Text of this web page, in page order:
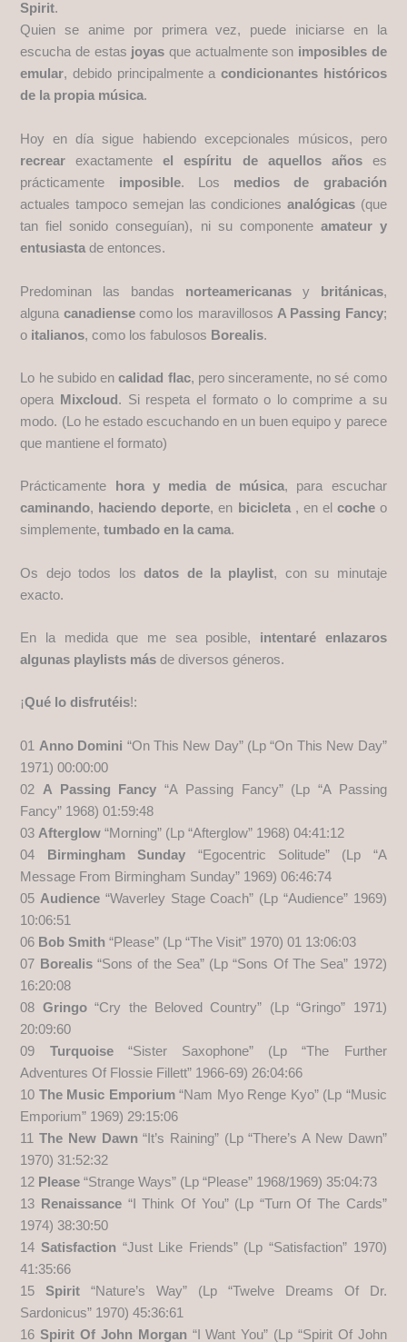
Spirit.
Quien se anime por primera vez, puede iniciarse en la
escucha de estas joyas que actualmente son imposibles de
emular, debido principalmente a condicionantes históricos
de la propia música.
Hoy en día sigue habiendo excepcionales músicos, pero
recrear exactamenteel espíritu de aquellos añoses
prácticamente imposible. Los medios de grabación
actuales tampoco semejan las condiciones analógicas (que
tan fiel sonido conseguían), ni su componente amateur y
entusiasta de entonces.
Predominan las bandas norteamericanasy británicas,
alguna canadiensecomo los maravillosos A Passing Fancy;
o italianos, como los fabulosos Borealis.
Lo he subido encalidad flac, pero sinceramente, no sé como
opera
Mixcloud . Si respeta el formato o lo comprime a su
modo. (Lo he estado escuchando en un buen equipo y parece
que mantiene el formato)
Prácticamente hora y media de música, para escuchar
caminando, haciendo deporte, en bicicleta , en el cocheo
simplemente,tumbado en la cama.
Os dejo todos losdatos de la playlist, con su minutaje
exacto.
En la medida que me sea posible, intentaré enlazaros
algunas playlists más de diversos géneros.
¡Qué lo disfrutéis!:
01 Anno Domini “On This New Day” (Lp “On This New Day”
1971) 00:00:00
02 A Passing Fancy “A Passing Fancy” (Lp “A Passing
Fancy” 1968) 01:59:48
03 Afterglow “Morning” (Lp “Afterglow” 1968) 04:41:12
04
Birmingham Sunday “Egocentric Solitude” (Lp “A
Message From Birmingham Sunday” 1969) 06:46:74
05 Audience “Waverley Stage Coach” (Lp “Audience” 1969)
10:06:51
06 Bob Smith “Please” (Lp “The Visit” 1970) 01 13:06:03
07 Borealis“Sons of the Sea” (Lp “Sons Of The Sea” 1972)
16:20:08
08 Gringo“Cry the Beloved Country” (Lp “Gringo” 1971)
20:09:60
09 Turquoise“Sister Saxophone” (Lp “The Further
Adventures Of Flossie Fillett” 1966-69) 26:04:66
10 The Music Emporium“Nam Myo Renge Kyo” (Lp “Music
Emporium” 1969) 29:15:06
11The New Dawn “It’s Raining” (Lp “There’s A New Dawn”
1970) 31:52:32
12 Please “Strange Ways” (Lp “Please” 1968/1969) 35:04:73
13
Renaissance “I Think Of You” (Lp “Turn Of The Cards”
1974) 38:30:50
14Satisfaction “Just Like Friends” (Lp “Satisfaction” 1970)
41:35:66
15Spirit “Nature’s Way” (Lp “Twelve Dreams Of Dr.
Sardonicus” 1970) 45:36:61
16Spirit Of John Morgan “I Want You” (Lp “Spirit Of John